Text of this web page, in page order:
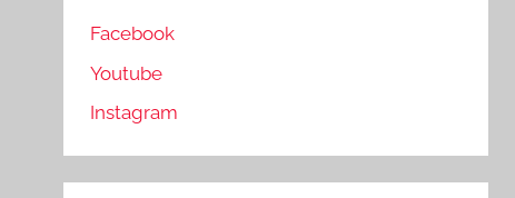
Facebook
Youtube
Instagram